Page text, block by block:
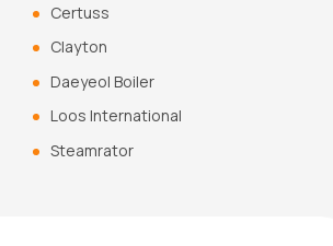
Certuss
Clayton
Daeyeol Boiler
Loos International
Steamrator